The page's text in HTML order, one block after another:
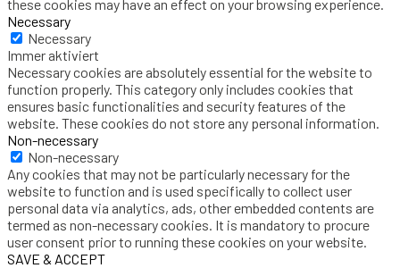
these cookies may have an effect on your browsing experience.
Necessary
Necessary
Immer aktiviert
Necessary cookies are absolutely essential for the website to
function properly. This category only includes cookies that
ensures basic functionalities and security features of the
website. These cookies do not store any personal information.
Non-necessary
Non-necessary
Any cookies that may not be particularly necessary for the
website to function and is used specifically to collect user
personal data via analytics, ads, other embedded contents are
termed as non-necessary cookies. It is mandatory to procure
user consent prior to running these cookies on your website.
SAVE & ACCEPT